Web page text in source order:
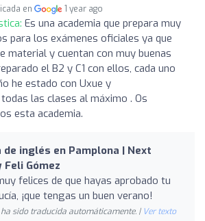
en 1 year ago
Es una academia que prepara muy
para los exámenes oficiales ya que
material y cuentan con muy buenas
el B2 y C1 con ellos, cada uno
he estado con Uxue y
las clases al máximo . Os
esta academia.
de inglés en Pamplona | Next
Gómez
felices de que hayas aprobado tu
¡que tengas un buen verano!
sido traducida automáticamente. | Ver texto